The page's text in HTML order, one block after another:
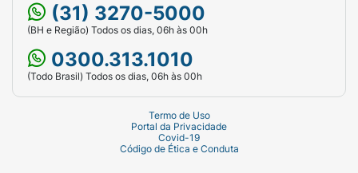
(31) 3270-5000
(BH e Região) Todos os dias, 06h às 00h
0300.313.1010
(Todo Brasil) Todos os dias, 06h às 00h
Termo de Uso
Portal da Privacidade
Covid-19
Código de Ética e Conduta